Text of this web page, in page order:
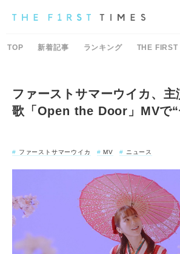
TOP 新着記事 ランキング THE FIRST
ファーストサマーウイカ、主
歌「Open the Door」MVで“
ファーストサマーウイカ MV ニュース